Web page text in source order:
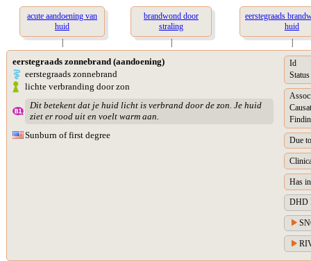
acute aandoening van
huid
brandwond door
straling
eerstegraads
huid
|
| |
eerstegraads zonnebrand (aandoening)
eerstegraads zonnebrand
lichte verbranding door zon
Dit betekent dat je huid licht is verbrand door de zon. Je huid
ziet er rood uit en voelt warm aan.
Sunburn of first degree
Id
Status
Due to
Has
DHD